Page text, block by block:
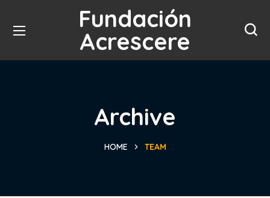
Fundación
Acrescere
Archive
HOME TEAM